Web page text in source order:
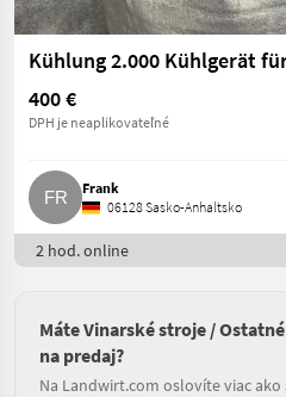
400 €
DPH je neaplikovateľné
Frank
06128 Sasko-Anhaltsko
2 hod. online
Máte Vinarské stroje /
na predaj?
Na Landwirt.com oslovíte viac